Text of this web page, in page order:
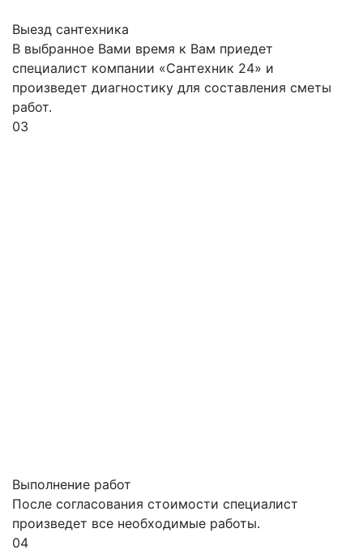
Выезд сантехника
В выбранное Вами время к Вам приедет
специалист компании «Сантехник 24» и
произведет диагностику для составления сметы
работ.
03
Выполнение работ
После согласования стоимости специалист
произведет все необходимые работы.
04